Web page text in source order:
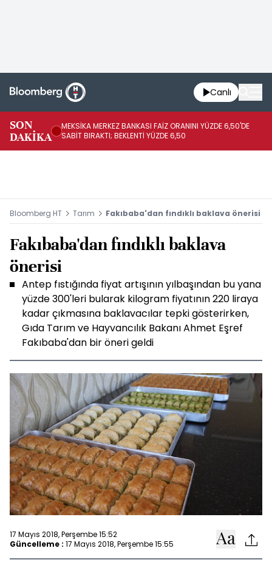
Canlı
SON
DAKİKA
MEKSİKA MERKEZ BANKASI FAİZ ORANINI YÜZDE 6,50'DE
SABİT BIRAKTI; BEKLENTİ YÜZDE 6,50
Bloomberg HT Tarım Fakıbaba'dan fındıklı baklava önerisi
Fakıbaba'dan fındıklı baklava
önerisi
Antep fıstığında fiyat artışının yılbaşından bu yana
yüzde 300'leri bularak kilogram fiyatının 220 liraya
kadar çıkmasına baklavacılar tepki gösterirken,
Gıda Tarım ve Hayvancılık Bakanı Ahmet Eşref
Fakıbaba'dan bir öneri geldi
17 Mayıs 2018, Perşembe 15:52
Güncelleme : 17 Mayıs 2018, Perşembe 15:55